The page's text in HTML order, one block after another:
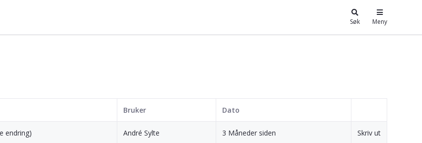
Søk Meny
Bruker Dato
endring) André Sylte 3 Måneder siden Skriv ut